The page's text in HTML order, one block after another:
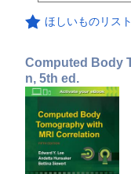
ほしいものリス
Computed Body
n, 5th ed.